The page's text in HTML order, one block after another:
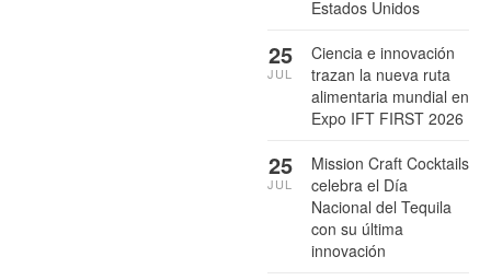
Estados Unidos
Ciencia e innovación
trazan la nueva ruta
alimentaria mundial en
Expo IFT FIRST 2026
25
JUL
Mission Craft Cocktails
celebra el Día
Nacional del Tequila
con su última
innovación
25
JUL